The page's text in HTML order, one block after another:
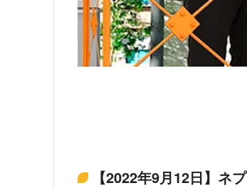
【2022年9月12日】ネ